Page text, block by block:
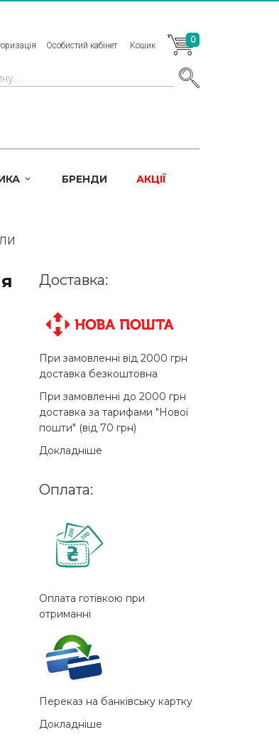
Кошик
0
Особистий кабінет
БРЕНДИ АКЦІЇ
Доставка:
При замовленні від 2000 грн
доставка безкоштовна
При замовленні до 2000 грн
доставка за тарифами "Нової
пошти" (від 70 грн)
Докладніше
Оплата:
Оплата готівкою при
отриманні
Переказ на банківську картку
Докладніше